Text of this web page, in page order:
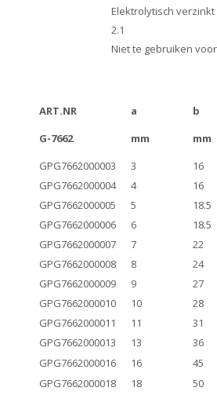
Elektrolytisch
2.1
Niet te gebruiken
ART.NR a
b
G-7662 mm
mm
GPG7662000003 3
16
GPG7662000004 4
16
GPG7662000005 5
18.5
GPG7662000006 6
18.5
GPG7662000007 7
22
GPG7662000008 8
24
GPG7662000009 9
27
GPG7662000010 10
28
GPG7662000011 11
31
GPG7662000013 13
36
GPG7662000016 16
45
GPG7662000018 18 50